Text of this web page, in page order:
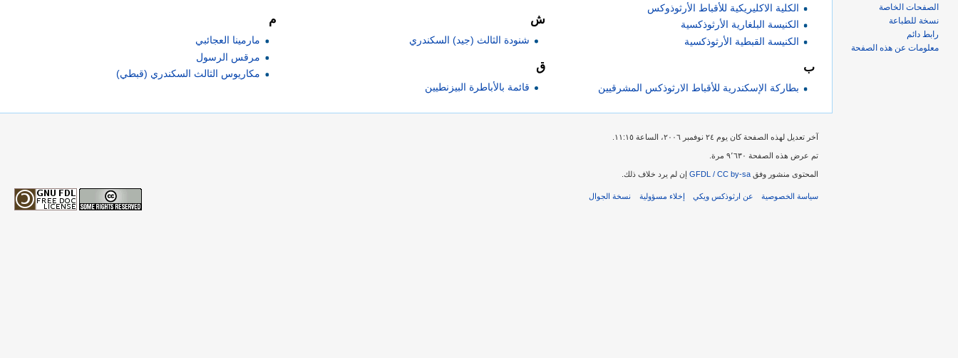
الكلية الاكليريكية للأقباط الأرثوذوكس
الكنيسة البلغارية الأرثوذكسية
الكنيسة القبطية الأرثوذكسية
ب
بطاركة الإسكندرية للأقباط الارثوذكس المشرقيين
ش
شنودة الثالث (جيد) السكندري
ق
قائمة بالأباطرة البيزنطيين
م
مارمينا العجائبي
مرقس الرسول
مكاريوس الثالث السكندري (قبطي)
الصفحات الخاصة
نسخة للطباعة
رابط دائم
معلومات عن هذه الصفحة
آخر تعديل لهذه الصفحة كان يوم ٢٤ نوفمبر ٢٠٠٦، الساعة ١١:١٥.
تم عرض هذه الصفحة ٩٬٦٣٠ مرة.
المحتوى منشور وفق GFDL / CC by-sa إن لم يرد خلاف ذلك.
سياسة الخصوصية عن ارثوذكس ويكي إخلاء مسؤولية نسخة الجوال